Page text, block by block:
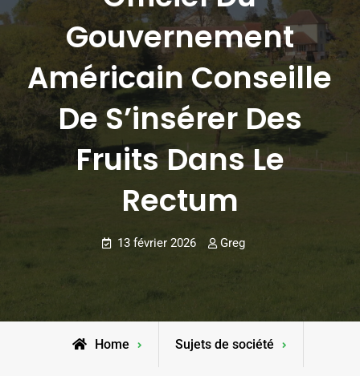
Gouvernement
Américain Conseille
De S’insérer Des
Fruits Dans Le
Rectum
13 février 2026 Greg
Home Sujets de société